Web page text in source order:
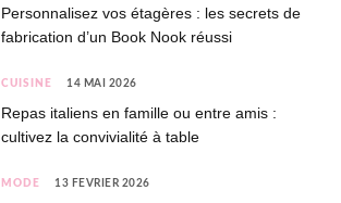
Personnalisez vos étagères : les secrets de
fabrication d’un Book Nook réussi
CUISINE 14 MAI 2026
Repas italiens en famille ou entre amis :
cultivez la convivialité à table
MODE 13 FÉVRIER 2026